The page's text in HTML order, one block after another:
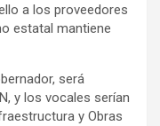
a los proveedores
estatal mantiene
será
y los vocales serían
y Obras